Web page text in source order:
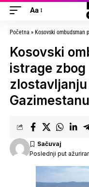
Aa
Početna » Kosovski ombudsman pokreće
Kosovski
istrage zbog
Gazimestanu
Poslednji put